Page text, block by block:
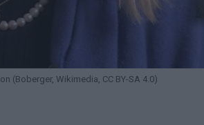
(Boberger, Wikimedia, CC BY-SA 4.0)